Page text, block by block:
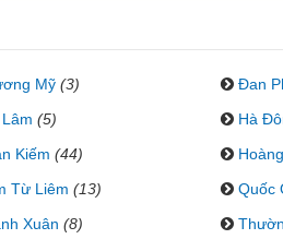
Mỹ (3) Đan
(5) Hà
Kiếm (44)
Từ Liêm (13) Quốc
Xuân (8)